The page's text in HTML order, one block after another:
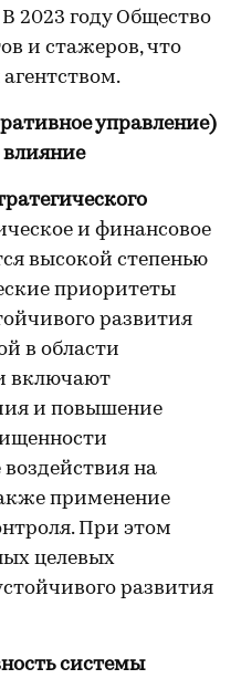
2023 году Общество
и стажеров, что
управление)
влияние
и финансовое
высокой степенью
приоритеты
развития
в области
включают
и повышение
на
применение
При этом
целевых
развития
системы